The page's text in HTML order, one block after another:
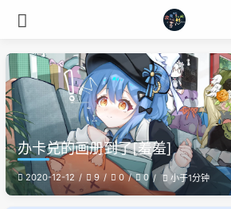
办卡兑的画册到了[羞羞]
2020-12-12 9 0 0 小于1分钟